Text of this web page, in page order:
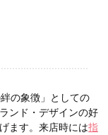
の象徴」としての
ンド・デザインの好
ます。来店時には指